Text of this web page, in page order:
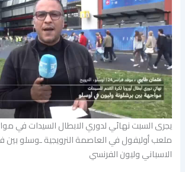
يجرى السبت نهائي لدوري الابطال السيدات في
ملعب أوليفول في العاصمة النرويجية ـوسلو بين
الاسباني وليون الفرنسي